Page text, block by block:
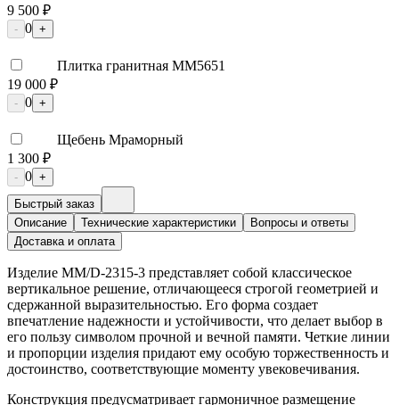
9 500 ₽
- 0 +
Плитка гранитная ММ5651
19 000 ₽
- 0 +
Щебень Мраморный
1 300 ₽
- 0 +
Быстрый заказ
Описание
Технические характеристики
Вопросы и ответы
Доставка и оплата
Изделие ММ/D-2315-3 представляет собой классическое
вертикальное решение, отличающееся строгой геометрией и
сдержанной выразительностью. Его форма создает
впечатление надежности и устойчивости, что делает выбор в
его пользу символом прочной и вечной памяти. Четкие линии
и пропорции изделия придают ему особую торжественность и
достоинство, соответствующие моменту увековечивания.
Конструкция предусматривает гармоничное размещение